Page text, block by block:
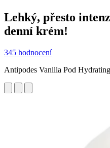
Lehký, přesto
denní krém!
345 hodnocení
Antipodes Vanilla Pod